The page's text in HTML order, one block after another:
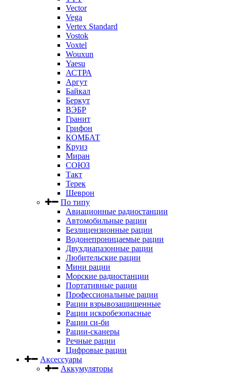
Vector
Vega
Vertex Standard
Vostok
Voxtel
Wouxun
Yaesu
АСТРА
Аргут
Байкал
Беркут
ВЭБР
Гранит
Грифон
КОМБАТ
Круиз
Миран
СОЮЗ
Такт
Терек
Шеврон
По типу
Авиационные радиостанции
Автомобильные рации
Безлицензионные рации
Водонепроницаемые рации
Двухдиапазонные рации
Любительские рации
Мини рации
Морские радиостанции
Портативные рации
Профессиональные рации
Рации взрывозащищенные
Рации искробезопасные
Рации си-би
Рации-сканеры
Речные рации
Цифровые рации
Аксессуары
Аккумуляторы